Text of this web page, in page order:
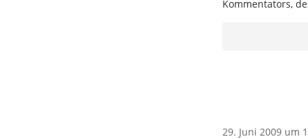
Kommentators,
29. Juni 2009 um